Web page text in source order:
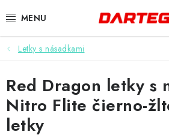
na
ŠÍPKY
TERČE
DOPLNKY K TERČU
Letky s násadkami
Red Dragon letky s
Nitro Flite čierno-
letky